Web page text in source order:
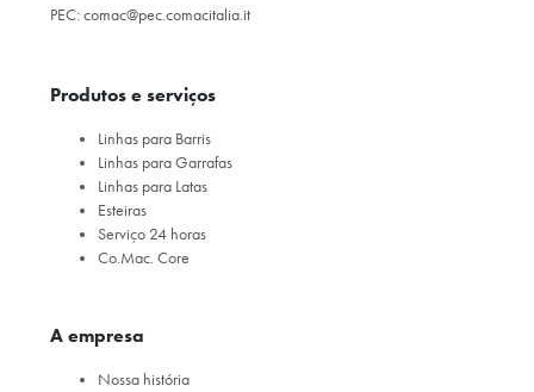
PEC: comac@pec.comacitalia.it
Produtos e serviços
Linhas para Barris
Linhas para Garrafas
Linhas para Latas
Esteiras
Serviço 24 horas
Co.Mac. Core
A empresa
Nossa história